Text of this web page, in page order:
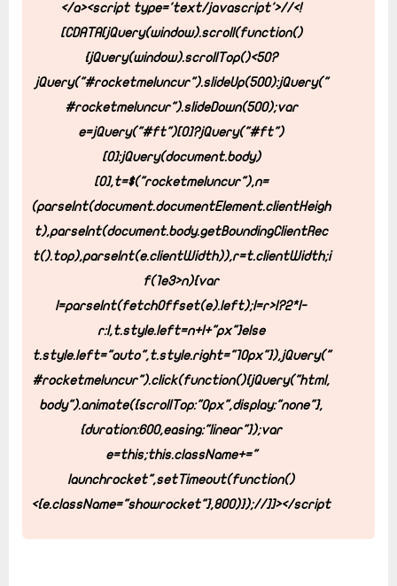
</a><script type='text/javascript'>//<!
[CDATA[jQuery(window).scroll(function()
{jQuery(window).scrollTop()<50?
jQuery("#rocketmeluncur").slideUp(500):jQuery("
#rocketmeluncur").slideDown(500);var
e=jQuery("#ft")[0]?jQuery("#ft")
[0]:jQuery(document.body)
[0],t=$("rocketmeluncur"),n=
(parseInt(document.documentElement.clientHeigh
t),parseInt(document.body.getBoundingClientRec
t().top),parseInt(e.clientWidth)),r=t.clientWidth;i
f(1e3>n){var
l=parseInt(fetchOffset(e).left);l=r>l?2*l-
r:l,t.style.left=n+l+"px"}else
t.style.left="auto",t.style.right="10px"}),jQuery("
#rocketmeluncur").click(function(){jQuery("html,
body").animate({scrollTop:"0px",display:"none"},
{duration:600,easing:"linear"});var
e=this;this.className+="
launchrocket",setTimeout(function()
{e.className="showrocket"},800)});//]]></script>